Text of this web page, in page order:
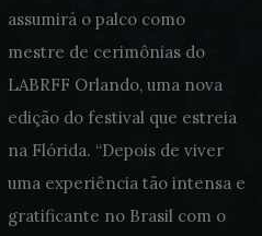
assumirá o palco como
mestre de cerimônias do
LABRFF Orlando, uma nova
edição do festival que estreia
na Flórida. “Depois de viver
uma experiência tão intensa e
gratificante no Brasil com o